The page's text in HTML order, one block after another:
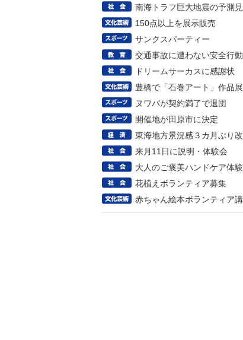
南海トラフ巨大地震の予測
150点以上を展示販売
サンクスパーティー
交通事故に遭わない安全行
ドリームサーカスに感謝状
豊橋で「石巻アート」作品展
ヌワバが契約満了で退団
開催地が田原市に決定
東海地方景況感３カ月ぶり
来月11日に説明・体験会
大人のご褒美ハンドケア体
花植えボランティア募集
赤ちゃん絵本ボランティア